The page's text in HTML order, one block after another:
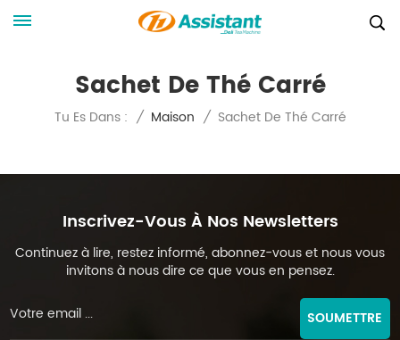
Sachet De Thé Carré
Tu Es Dans : / Maison / Sachet De Thé Carré
Inscrivez-Vous À Nos Newsletters
Continuez à lire, restez informé, abonnez-vous et nous vous
invitons à nous dire ce que vous en pensez.
SOUMETTRE